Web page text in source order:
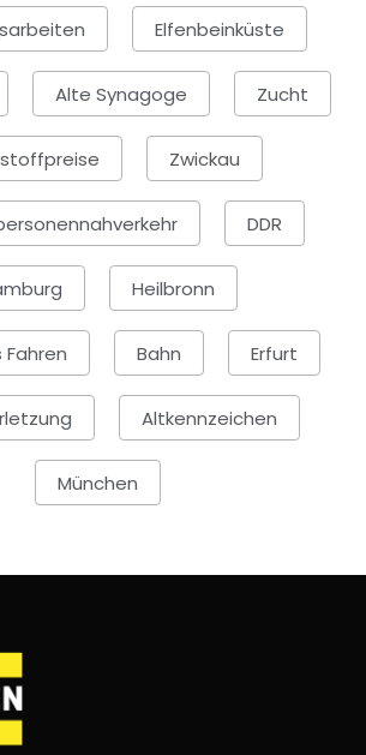
Elfenbeinküste
Alte Synagoge Zucht
Zwickau
DDR
Heilbronn
Bahn Erfurt
Altkennzeichen
München